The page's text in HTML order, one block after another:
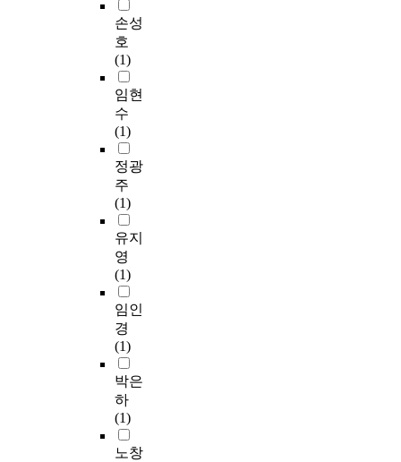
손성
호
(1)
임현
수
(1)
정광
주
(1)
유지
영
(1)
임인
경
(1)
박은
하
(1)
노창